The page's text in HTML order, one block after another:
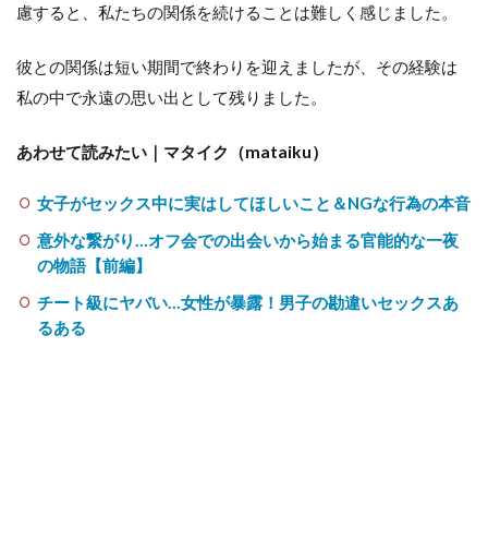
慮すると、私たちの関係を続けることは難しく感じました。
彼との関係は短い期間で終わりを迎えましたが、その経験は
私の中で永遠の思い出として残りました。
あわせて読みたい｜マタイク（mataiku）
女子がセックス中に実はしてほしいこと＆NGな行為の本音
意外な繋がり…オフ会での出会いから始まる官能的な一夜
の物語【前編】
チート級にヤバい…女性が暴露！男子の勘違いセックスあ
るある